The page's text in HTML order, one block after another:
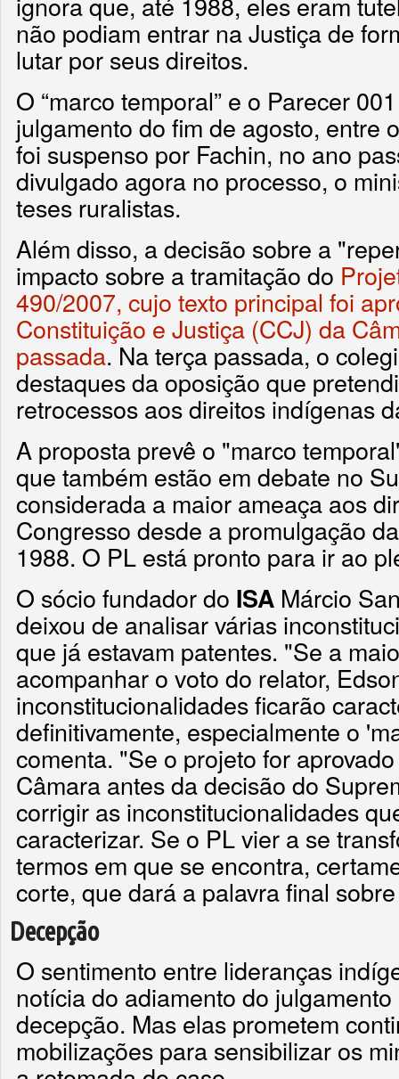
não podiam entrar na Justiça de
lutar por seus direitos.
O “marco temporal” e o Parecer
julgamento do fim de agosto, entre
foi suspenso por Fachin, no ano
divulgado agora no processo, o
teses ruralistas.
Além disso, a decisão sobre a
impacto sobre a tramitação do
490/2007, cujo texto principal foi
Constituição e Justiça (CCJ) da
passada. Na terça passada, o
destaques da oposição que
retrocessos aos direitos indígenas
A proposta prevê o "marco
que também estão em debate no
considerada a maior ameaça aos
Congresso desde a promulgação
1988. O PL está pronto para ir ao
O sócio fundador do ISA Márcio
deixou de analisar várias
que já estavam patentes. "Se a
acompanhar o voto do relator,
inconstitucionalidades ficarão
definitivamente, especialmente o
comenta. "Se o projeto for
Câmara antes da decisão do
corrigir as inconstitucionalidades
caracterizar. Se o PL vier a se
termos em que se encontra,
corte, que dará a palavra final
Decepção
O sentimento entre lideranças
notícia do adiamento do
decepção. Mas elas prometem
mobilizações para sensibilizar os